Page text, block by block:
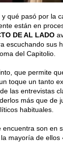
qué pasó por la
están en
DE AL LADO
escuchando sus
del Capitolio.
que permite
toque un tanto
las entrevistas
más que de
habituales.
son en
mayoría de